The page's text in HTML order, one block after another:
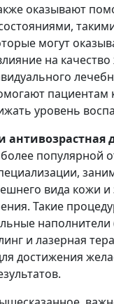
оказывают
могут
на
пациентам
уровень
антивозрастная
более популярной
вида кожи и
Такие
и лазерная
достижения